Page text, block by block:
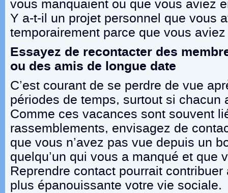
vous manquaient ou que vous aviez
Y a-t-il un projet personnel que vous
temporairement parce que vous aviez
Essayez de recontacter des
ou des amis de longue date
C’est courant de se perdre de vue
périodes de temps, surtout si chacun
Comme ces vacances sont souvent
rassemblements, envisagez de
que vous n’avez pas vue depuis un
quelqu’un qui vous a manqué et que
Reprendre contact pourrait
plus épanouissante votre vie sociale.